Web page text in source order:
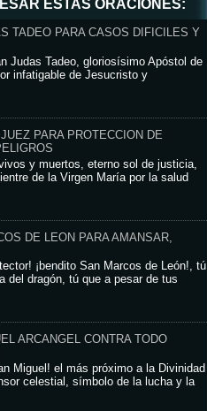
ESTAS ORACIONES:
TADEO PARA CASOS DIFICILES Y
Judas Tadeo, gloriosísimo Apóstol de
infatigable de Jesucristo y
PARA PROTECCION DE
y muertos, eterno sol de justicia,
de la Virgen María por la salud
DE LEON PARA AMANSAR,
¡bendito San Marcos de León!, tú
del dragón, tú que a pesar de tus
ARCANGEL CONTRA TODO
Miguel! el más próximo a la Divinidad
celestial, símbolo de la lucha y la